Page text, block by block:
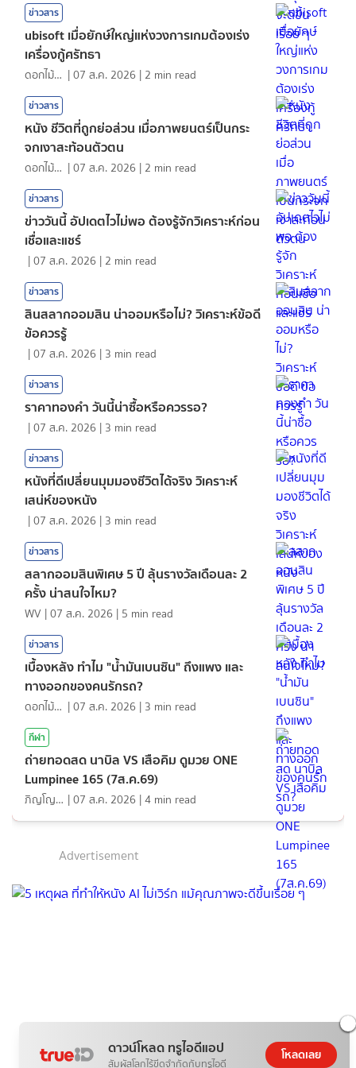
ข่าวสาร
ubisoft เมื่อยักษ์ใหญ่แห่งวงการเกมต้องเร่ง
เครื่องกู้ศรัทธา
ดอกไม้กับสายน้ำ |07 ส.ค. 2026 | 2 min read
ข่าวสาร
หนัง ชีวิตที่ถูกย่อส่วน เมื่อภาพยนตร์เป็นกระ
จกเงาสะท้อนตัวตน
ดอกไม้กับสายน้ำ |07 ส.ค. 2026 | 2 min read
ข่าวสาร
ข่าววันนี้ อัปเดตไวไม่พอ ต้องรู้จักวิเคราะห์ก่อน
เชื่อและแชร์
|07 ส.ค. 2026 | 2 min read
ข่าวสาร
สินสลากออมสิน น่าออมหรือไม่? วิเคราะห์ข้อดี
ข้อควรรู้
|07 ส.ค. 2026 | 3 min read
ข่าวสาร
ราคาทองคํา วันนี้น่าซื้อหรือควรรอ?
|07 ส.ค. 2026 | 3 min read
ข่าวสาร
หนังที่ดีเปลี่ยนมุมมองชีวิตได้จริง วิเคราะห์
เสน่ห์ของหนัง
|07 ส.ค. 2026 | 3 min read
ข่าวสาร
สลากออมสินพิเศษ 5 ปี ลุ้นรางวัลเดือนละ 2
ครั้ง น่าสนใจไหม?
WV |07 ส.ค. 2026 | 5 min read
ข่าวสาร
เบื้องหลัง ทำไม "น้ำมันเบนซิน" ถึงแพง และ
ทางออกของคนรักรถ?
ดอกไม้กับสายน้ำ |07 ส.ค. 2026 | 3 min read
กีฬา
ถ่ายทอดสด นาบิล VS เสือคิม ดูมวย ONE
Lumpinee 165 (7ส.ค.69)
ภิญโญ ส่องแสง |07 ส.ค. 2026 |4 min read
Advertisement
ดาวน์โหลด ทรูไอดีแอป
สัมผัสโลกไร้ขีดจำกัดกับทรูไอดี
โหลดเลย